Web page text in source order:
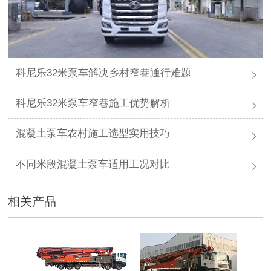
科尼乐32米泵车解决乡村窄巷通行难题
科尼乐32米泵车窄巷施工优势解析
混凝土泵车农村施工选型实用技巧
不同米段混凝土泵车适用工况对比
相关产品